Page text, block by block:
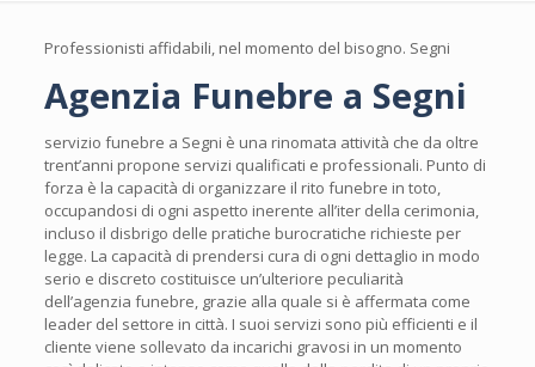
Professionisti affidabili, nel momento del bisogno. Segni
Agenzia Funebre a Segni
servizio funebre a Segni è una rinomata attività che da oltre
trent’anni propone servizi qualificati e professionali. Punto di
forza è la capacità di organizzare il rito funebre in toto,
occupandosi di ogni aspetto inerente all’iter della cerimonia,
incluso il disbrigo delle pratiche burocratiche richieste per
legge. La capacità di prendersi cura di ogni dettaglio in modo
serio e discreto costituisce un’ulteriore peculiarità
dell’agenzia funebre, grazie alla quale si è affermata come
leader del settore in città. I suoi servizi sono più efficienti e il
cliente viene sollevato da incarichi gravosi in un momento